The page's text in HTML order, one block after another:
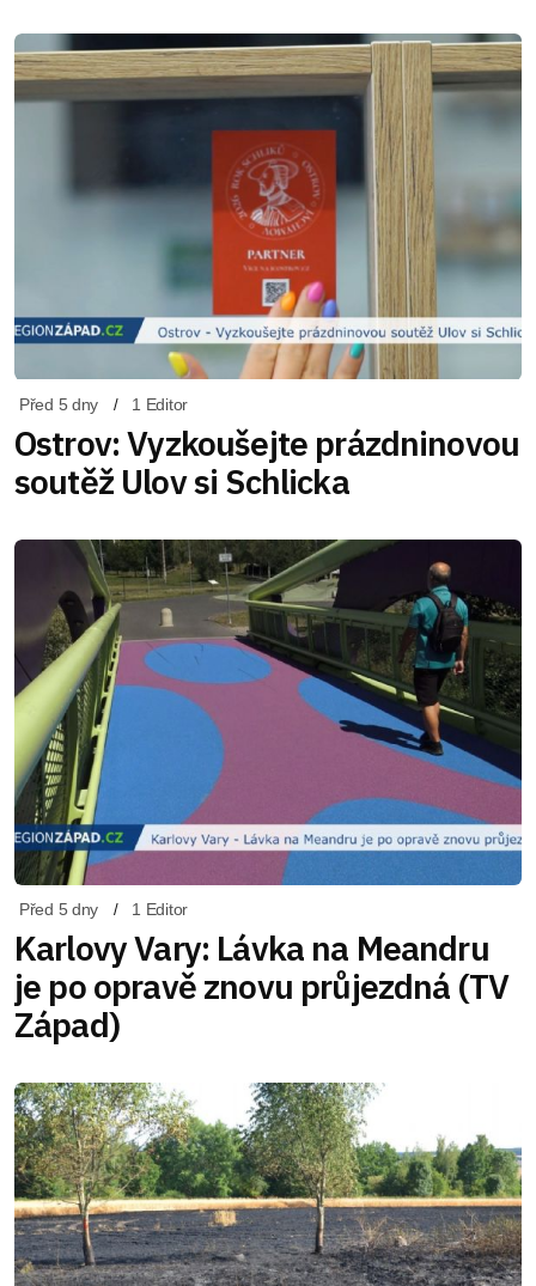
Před 5 dny 1 Editor
Ostrov: Vyzkoušejte prázdninovou
soutěž Ulov si Schlicka
Před 5 dny 1 Editor
Karlovy Vary: Lávka na Meandru
je po opravě znovu průjezdná (TV
Západ)